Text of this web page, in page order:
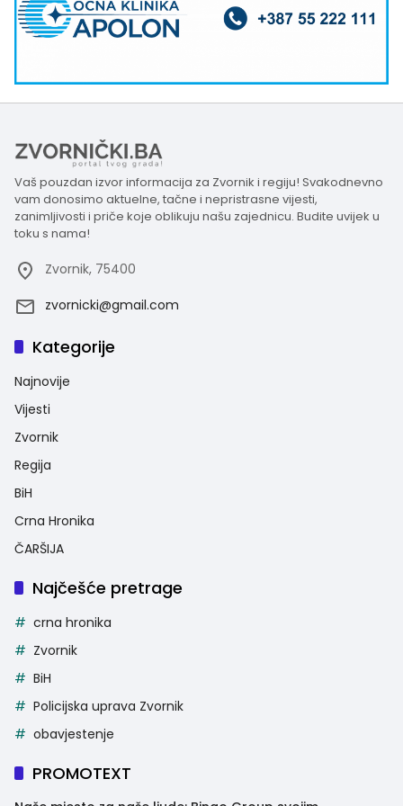
Vaš pouzdan izvor informacija za Zvornik i regiju! Svakodnevno
vam donosimo aktuelne, tačne i nepristrasne vijesti,
zanimljivosti i priče koje oblikuju našu zajednicu. Budite uvijek u
toku s nama!
Zvornik, 75400
zvornicki@gmail.com
Kategorije
Najnovije
Vijesti
Zvornik
Regija
BiH
Crna Hronika
ČARŠIJA
Najčešće pretrage
crna hronika
Zvornik
BiH
Policijska uprava Zvornik
obavjestenje
PROMOTEXT